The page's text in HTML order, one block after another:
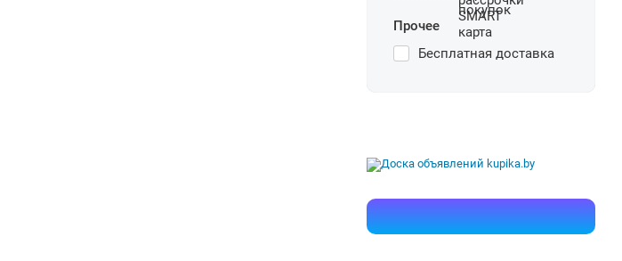
Прочее
Бесплатная доставка